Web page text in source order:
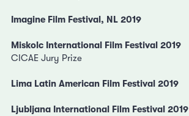
Imagine Film Festival, NL 2019
Miskolc International Film Festival 2019
CICAE Jury Prize
Lima Latin American Film Festival 2019
Ljubljana International Film Festival 2019